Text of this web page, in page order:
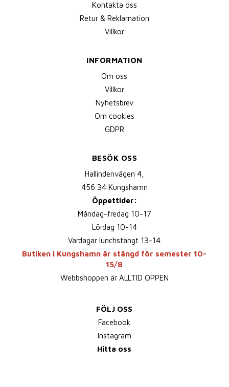
Kontakta oss
Retur & Reklamation
Villkor
INFORMATION
Om oss
Villkor
Nyhetsbrev
Om cookies
GDPR
BESÖK OSS
Hallindenvägen 4,
456 34 Kungshamn
Öppettider:
Måndag-fredag 10-17
Lördag 10-14
Vardagar lunchstängt 13-14
Butiken i Kungshamn är stängd för semester 10-
15/8
Webbshoppen är ALLTID ÖPPEN
FÖLJ OSS
Facebook
Instagram
Hitta oss